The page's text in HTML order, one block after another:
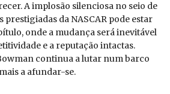
A implosão silenciosa no seio de
prestigiadas da NASCAR pode estar
onde a mudança será inevitável
e a reputação intactas.
continua a lutar num barco
a afundar-se.